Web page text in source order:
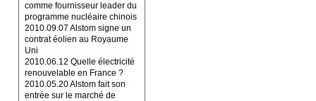
comme fournisseur leader du
programme nucléaire chinois
2010.09.07 Alstom signe un
contrat éolien au Royaume
Uni
2010.06.12 Quelle électricité
renouvelable en France ?
2010.05.20 Alstom fait son
entrée sur le marché de